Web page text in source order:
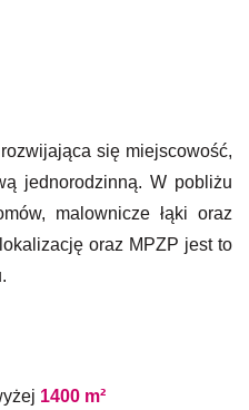
się miejscowość,
jednorodzinną. W pobliżu
malownicze łąki oraz
oraz MPZP jest to
1400 m²